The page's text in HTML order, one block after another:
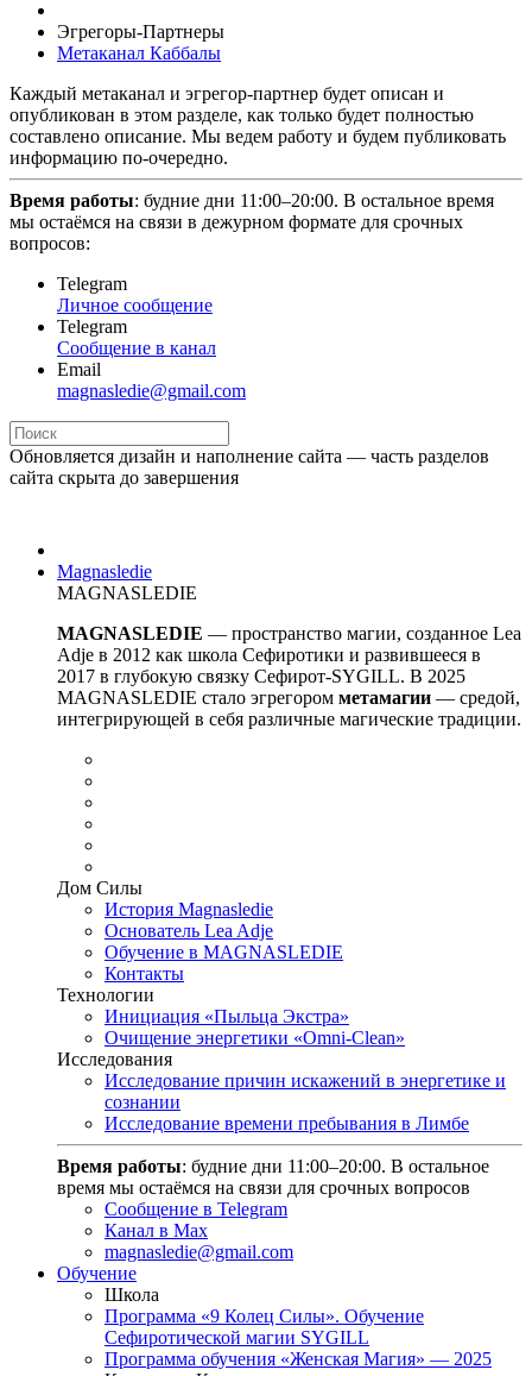
Эгрегоры-Партнеры
Метаканал Каббалы
Каждый метаканал и эгрегор-партнер будет описан и
опубликован в этом разделе, как только будет полностью
составлено описание. Мы ведем работу и будем публиковать
информацию по-очередно.
Время работы: будние дни 11:00–20:00. В остальное время
мы остаёмся на связи в дежурном формате для срочных
вопросов:
Telegram
Личное сообщение
Telegram
Сообщение в канал
Email
magnasledie@gmail.com
Обновляется дизайн и наполнение сайта — часть разделов
сайта скрыта до завершения
Magnasledie
MAGNASLEDIE
MAGNASLEDIE — пространство магии, созданное Lea
Adje в 2012 как школа Сефиротики и развившееся в
2017 в глубокую связку Сефирот-SYGILL. В 2025
MAGNASLEDIE стало эгрегором метамагии — средой,
интегрирующей в себя различные магические традиции.
Дом Силы
История Magnasledie
Основатель Lea Adje
Обучение в MAGNASLEDIE
Контакты
Технологии
Инициация «Пыльца Экстра»
Очищение энергетики «Omni-Clean»
Исследования
Исследование причин искажений в энергетике и
сознании
Исследование времени пребывания в Лимбе
Время работы: будние дни 11:00–20:00. В остальное
время мы остаёмся на связи для срочных вопросов
Сообщение в Telegram
Канал в Max
magnasledie@gmail.com
Обучение
Школа
Программа «9 Колец Силы». Обучение
Сефиротической магии SYGILL
Программа обучения «Женская Магия» — 2025